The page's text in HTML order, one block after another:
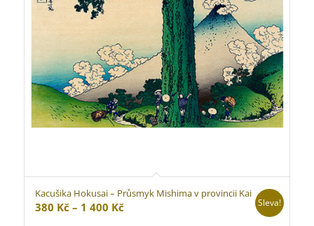
Kacušika Hokusai – Průsmyk Mishima v provincii Kai
380 Kč – 1 400 KčRozpětí
Sleva!